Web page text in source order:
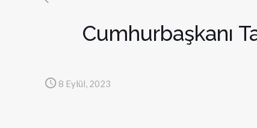
Cumhurbaşkanı
8 Eylül, 2023